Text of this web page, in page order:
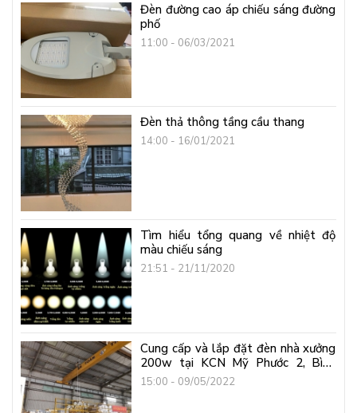
Đèn đường cao áp chiếu sáng đường
phố
11:00 - 06/03/2021
Đèn thả thông tầng cầu thang
14:00 - 16/01/2021
Tìm hiểu tổng quang về nhiệt độ
màu chiếu sáng
21:51 - 21/11/2020
Cung cấp và lắp đặt đèn nhà xưởng
200w tại KCN Mỹ Phước 2, Bình
Dương
15:00 - 09/05/2022